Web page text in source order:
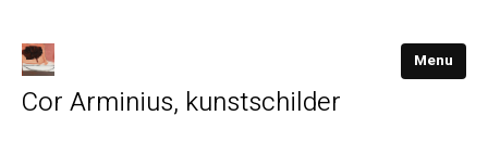
Cor Arminius, kunstschilder
Menu